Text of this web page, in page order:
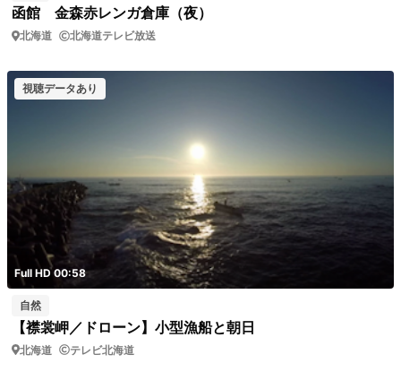
函館 金森赤レンガ倉庫（夜）
北海道 北海道テレビ放送
視聴データあり
Full HD 00:58
自然
【襟裳岬／ドローン】小型漁船と朝日
北海道 テレビ北海道